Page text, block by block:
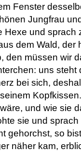
Fenster
Jungfrau
Hexe und sprach
dem Wald, der
den müssen wir
uns steht
bei sich,
und wie sie
sie und sprach
gehorchst, so
näher kam,